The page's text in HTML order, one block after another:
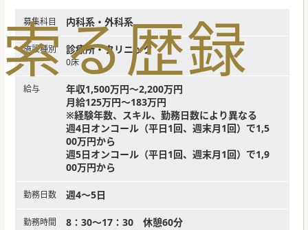
索る歴録
募集科目 内科系・外科系
施設種別 診療所・クリニック
0床
給与
年収1,500万円～2,200万円
月給125万円～183万円
※経験年数、スキル、勤務日数により異なる
週4日オンコール（平日1回、週末月1回）で1,5
00万円から
週5日オンコール（平日1回、週末月1回）で1,9
00万円から
勤務日数 週4～5日
勤務時間 8：30～17：30 休憩60分